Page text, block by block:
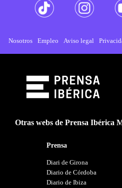
Nosotros Empleo Aviso legal
Otras webs de Prensa Ibérica
Prensa
Diari de Girona
Diario de Córdoba
Diario de Ibiza